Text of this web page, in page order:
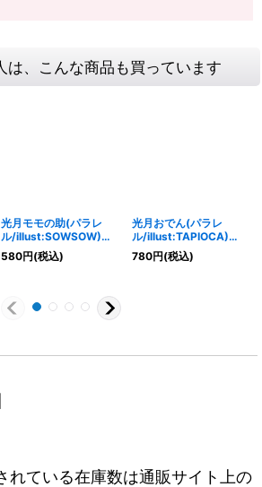
は、こんな商品も買っています
光月モモの助(パラレ
ル/illust:SOWSOW)
【R/P】{OP01-041}
580円(税込)
光月おでん(パラレ
ル/illust:TAPIOCA)
【SR/P】{OP02-030}
780円(税込)
れている在庫数は通販サイト上の